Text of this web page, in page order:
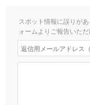
スポット情報に誤りが
ォームよりご報告いただ